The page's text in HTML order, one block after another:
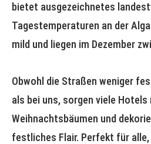
bietet ausgezeichnetes
Tagestemperaturen an der
mild und liegen im Dezember
Obwohl die Straßen weniger
als bei uns, sorgen viele
Weihnachtsbäumen und
festliches Flair. Perfekt für